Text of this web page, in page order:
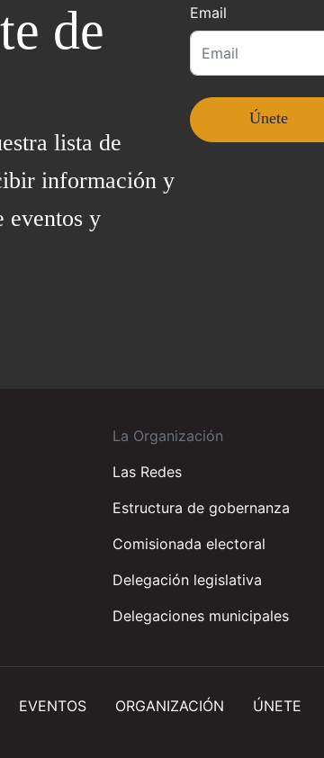
de
lista de
información y
eventos y
Email
La Organización
Las Redes
Estructura de gobernanza
Comisionada electoral
Delegación legislativa
Delegaciones municipales
EVENTOS ORGANIZACIÓN ÚNETE